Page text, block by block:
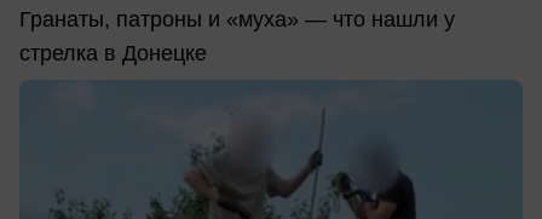
Гранаты, патроны и «муха» — что нашли у
стрелка в Донецке